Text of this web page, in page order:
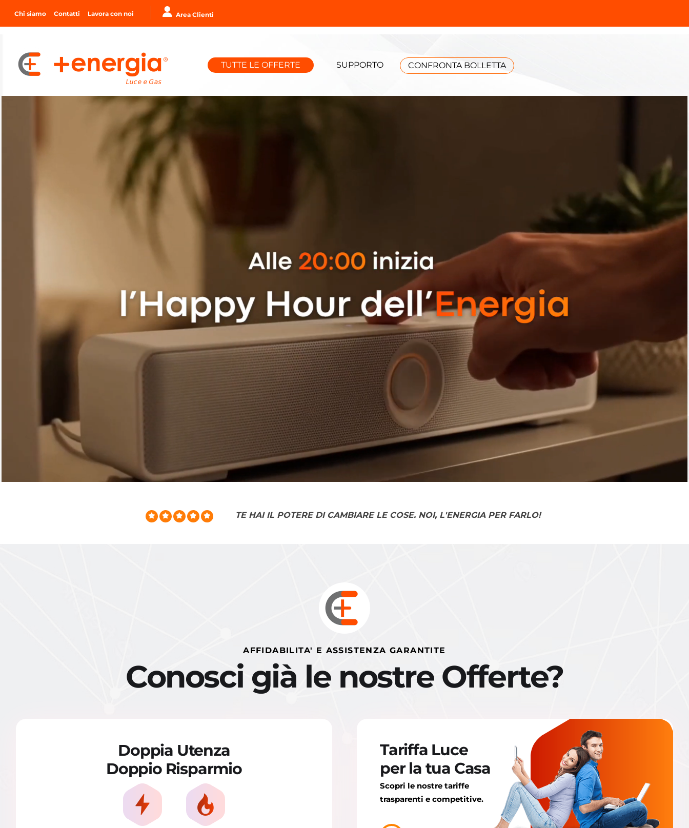
Chi siamo Contatti Lavora con noi Area Clienti
TUTTE LE OFFERTE SUPPORTO CONFRONTA BOLLETTA
TE HAI IL POTERE DI CAMBIARE LE COSE. NOI, L'ENERGIA PER FARLO!
AFFIDABILITA' E ASSISTENZA GARANTITE
Conosci già le nostre Offerte?
Doppia Utenza
Doppio Risparmio
Tariffa Luce
per la tua Casa
Scopri le nostre tariffe
trasparenti e competitive.